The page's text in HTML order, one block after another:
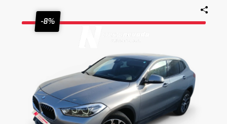
-8%